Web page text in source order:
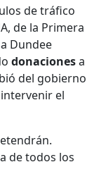
de tráfico
de la Primera
Dundee
donacionesa
del gobierno
el
de todos los